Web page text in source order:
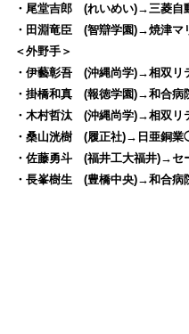
・尾堂吉郎 (れいめい)→三菱自
・田淵竜臣 (智辯学園)→焼津マ
＜外野手＞
・伊藝彰吾 (沖縄尚学)→相双
・掛橋和真 (報徳学園)→和合
・木村哲汰 (沖縄尚学)→相双
・桑山洸樹 (履正社)→日亜銅
・佐藤勇斗 (福井工大福井)→
・長峯樹生 (豊橋中央)→和合